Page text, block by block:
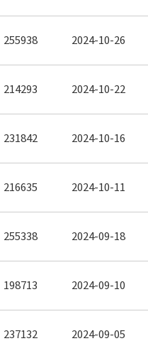
255938 2024-10-26
214293 2024-10-22
231842 2024-10-16
216635 2024-10-11
255338 2024-09-18
198713 2024-09-10
237132 2024-09-05